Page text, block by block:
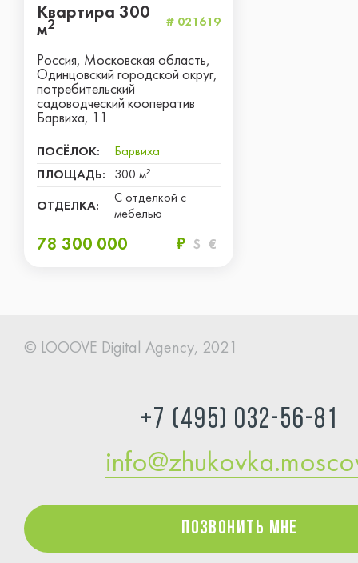
Квартира 300
м2 # 021619
Россия, Московская область,
Одинцовский городской округ,
потребительский
садоводческий кооператив
Барвиха, 11
ПОСЁЛОК:
Барвиха
ПЛОЩАДЬ:
300 м²
ОТДЕЛКА:
С отделкой с
мебелью
78 300 000 ₽ $ €
© LOOOVE Digital Agency, 2021
Позвонить мне
+7 (495) 032-56-81